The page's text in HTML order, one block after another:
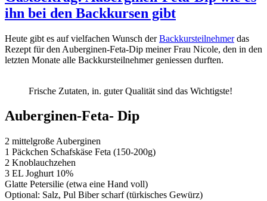
ihn bei den Backkursen gibt
Heute gibt es auf vielfachen Wunsch derBackkursteilnehmerdas
Rezept für den Auberginen-Feta-Dip meiner Frau Nicole, den in den
letzten Monate alle Backkursteilnehmer geniessen durften.
Frische Zutaten, in. guter Qualität sind das Wichtigste!
Auberginen-Feta- Dip
2 mittelgroße Auberginen
1 Päckchen Schafskäse Feta (150-200g)
2 Knoblauchzehen
3 EL Joghurt 10%
Glatte Petersilie (etwa eine Hand voll)
Optional: Salz, Pul Biber scharf (türkisches Gewürz)